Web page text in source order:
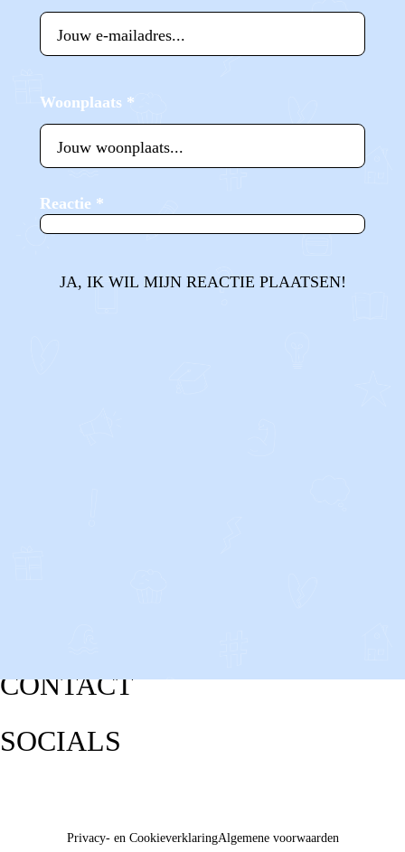
Woonplaats *
Reactie *
JA, IK WIL MIJN REACTIE PLAATSEN!
CONTACT
SOCIALS
Privacy- en CookieverklaringAlgemene voorwaarden